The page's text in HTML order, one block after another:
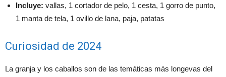
Incluye: vallas, 1 cortador de pelo, 1 cesta, 1 gorro de punto,
1 manta de tela, 1 ovillo de lana, paja, patatas
Curiosidad de 2024
La granja y los caballos son de las temáticas más longevas del